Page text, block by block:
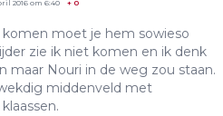
2016 om 6:40 + 0
komen moet je hem sowieso
zie ik niet komen en ik denk
maar Nouri in de weg zou staan.
middenveld met